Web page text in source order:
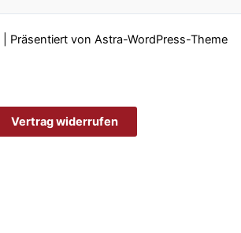
Präsentiert von Astra-WordPress-Theme
Vertrag widerrufen